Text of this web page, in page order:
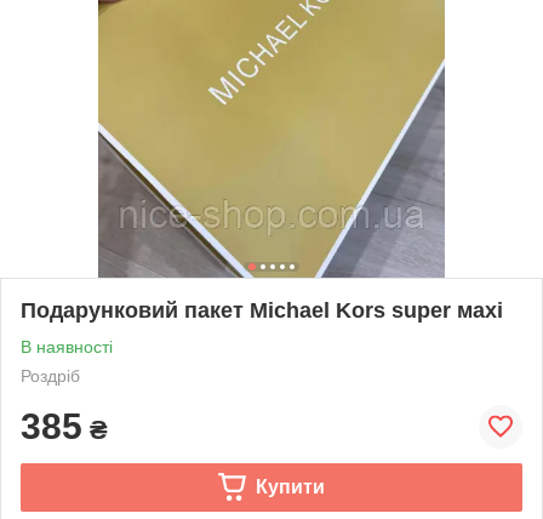
Подарунковий пакет Michael Kors super махі
В наявності
Роздріб
385 ₴
Купити